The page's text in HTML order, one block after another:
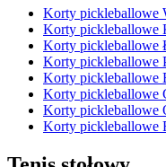
Korty pickleballowe
Korty pickleballowe
Korty pickleballowe
Korty pickleballowe
Korty pickleballowe
Korty pickleballowe
Korty pickleballowe
Korty pickleballowe